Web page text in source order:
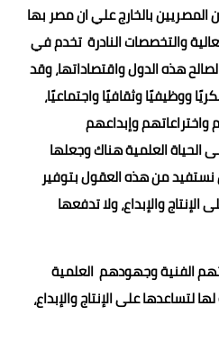
المصريين بالخارج علي ان مصر بها
والتخصصات النادرة تخدم في
هذه الدول واقتصاداتها، وقد
ووظيفيًا وثقافيًا واجتماعيًا،
وإبداعهم
الحياة العلمية هناك وجعلها
من هذه العقول بتوفير
والإبداع، ولا تدفعها
الفنية وجهودهم العلمية
لتساعدها على الإنتاج والإبداع،